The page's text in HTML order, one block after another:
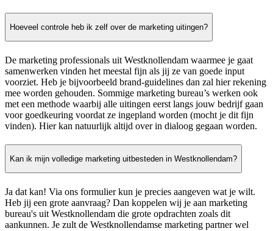
Hoeveel controle heb ik zelf over de marketing uitingen?
De marketing professionals uit Westknollendam waarmee je gaat
samenwerken vinden het meestal fijn als jij ze van goede input
voorziet. Heb je bijvoorbeeld brand-guidelines dan zal hier rekening
mee worden gehouden. Sommige marketing bureau’s werken ook
met een methode waarbij alle uitingen eerst langs jouw bedrijf gaan
voor goedkeuring voordat ze ingepland worden (mocht je dit fijn
vinden). Hier kan natuurlijk altijd over in dialoog gegaan worden.
Kan ik mijn volledige marketing uitbesteden in Westknollendam?
Ja dat kan! Via ons formulier kun je precies aangeven wat je wilt.
Heb jij een grote aanvraag? Dan koppelen wij je aan marketing
bureau's uit Westknollendam die grote opdrachten zoals dit
aankunnen. Je zult de Westknollendamse marketing partner wel